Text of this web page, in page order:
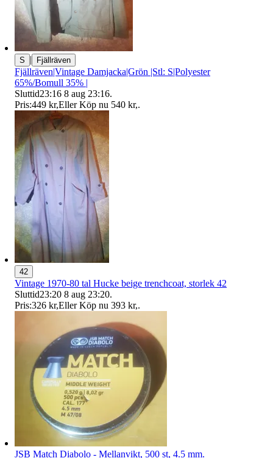
S | Fjällräven
Fjällräven|Vintage Damjacka|Grön |Stl: S|Polyester
65%/Bomull 35% |
Sluttid23:16 8 aug 23:16.
Pris:449 kr,Eller Köp nu 540 kr,.
42
Vintage 1970-80 tal Hucke beige trenchcoat, storlek 42
Sluttid23:20 8 aug 23:20.
Pris:326 kr,Eller Köp nu 393 kr,.
JSB Match Diabolo - Mellanvikt, 500 st, 4.5 mm.